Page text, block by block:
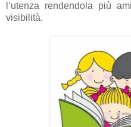
l’utenza rendendola più
visibilità.